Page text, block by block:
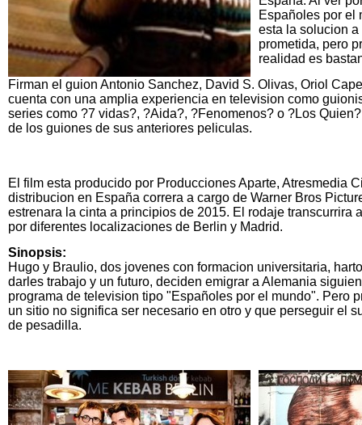
Españoles por el
esta la solucion
prometida, pero
realidad es
Firman el guion Antonio Sanchez, David S. Olivas, Oriol
cuenta con una amplia experiencia en television como
series como ?7 vidas?, ?Aida?, ?Fenomenos? o ?Los
de los guiones de sus anteriores peliculas.
El film esta producido por Producciones Aparte, Atresmedia
distribucion en España correra a cargo de Warner Bros
estrenara la cinta a principios de 2015. El rodaje transcurrira
por diferentes localizaciones de Berlin y Madrid.
Sinopsis:
Hugo y Braulio, dos jovenes con formacion universitaria,
darles trabajo y un futuro, deciden emigrar a Alemania
programa de television tipo "Españoles por el mundo". Pero
un sitio no significa ser necesario en otro y que perseguir el
de pesadilla.